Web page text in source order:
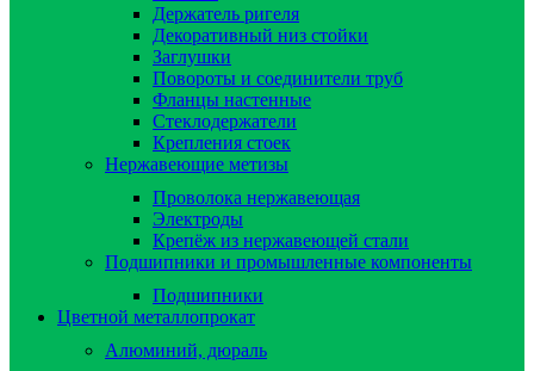
Держатель ригеля
Декоративный низ стойки
Заглушки
Повороты и соединители труб
Фланцы настенные
Стеклодержатели
Крепления стоек
Нержавеющие метизы
Проволока нержавеющая
Электроды
Крепёж из нержавеющей стали
Подшипники и промышленные компоненты
Подшипники
Цветной металлопрокат
Алюминий, дюраль